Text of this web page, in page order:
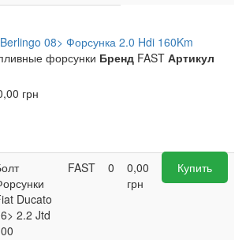
08> Форсунка 2.0 Hdi 160Km
форсунки Бренд FAST Артикул
грн
Ducato
2.2 Jtd
FAST 0
0,00
грн
Купить